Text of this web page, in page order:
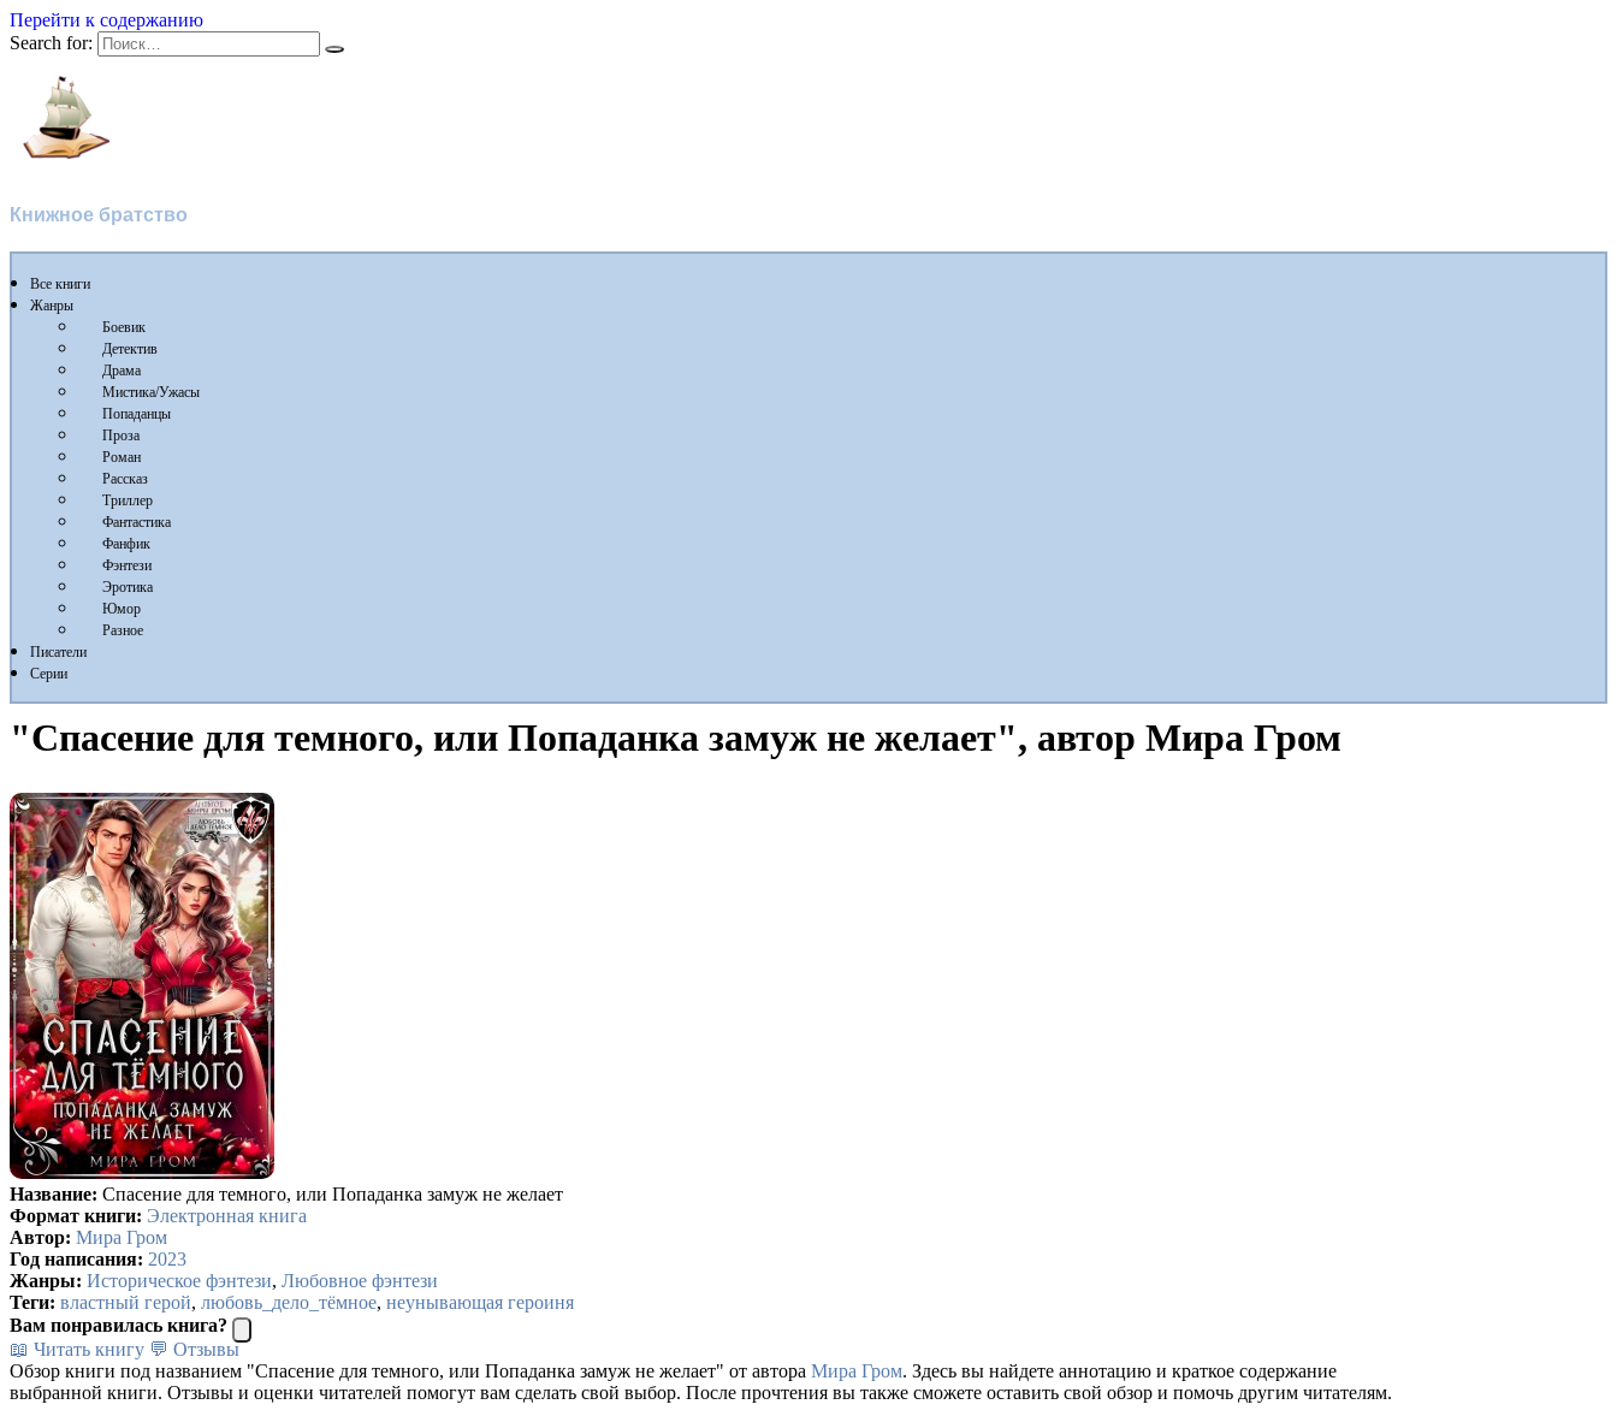
Перейти к содержанию
Search for:
Книжное братство
Все книги
Жанры
Боевик
Детектив
Драма
Мистика/Ужасы
Попаданцы
Проза
Роман
Рассказ
Триллер
Фантастика
Фанфик
Фэнтези
Эротика
Юмор
Разное
Писатели
Серии
"Спасение для темного, или Попаданка замуж не желает", автор Мира Гром
Название: Спасение для темного, или Попаданка замуж не желает
Формат книги: Электронная книга
Автор: Мира Гром
Год написания: 2023
Жанры: Историческое фэнтези, Любовное фэнтези
Теги: властный герой, любовь_дело_тёмное, неунывающая героиня
Вам понравилась книга?
📖 Читать книгу 💬 Отзывы
Обзор книги под названием "Спасение для темного, или Попаданка замуж не желает" от автора Мира Гром. Здесь вы найдете аннотацию и краткое содержание
выбранной книги. Отзывы и оценки читателей помогут вам сделать свой выбор. После прочтения вы также сможете оставить свой обзор и помочь другим читателям.